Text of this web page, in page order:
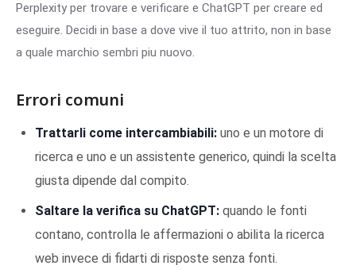
Perplexity per trovare e verificare e ChatGPT per creare ed
eseguire. Decidi in base a dove vive il tuo attrito, non in base
a quale marchio sembri piu nuovo.
Errori comuni
Trattarli come intercambiabili: uno e un motore di
ricerca e uno e un assistente generico, quindi la scelta
giusta dipende dal compito.
Saltare la verifica su ChatGPT: quando le fonti
contano, controlla le affermazioni o abilita la ricerca
web invece di fidarti di risposte senza fonti.